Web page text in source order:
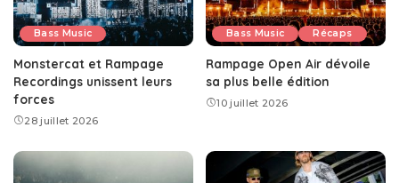
Bass Music
Monstercat et Rampage
Recordings unissent leurs
forces
28 juillet 2026
Bass Music Récaps
Rampage Open Air dévoile
sa plus belle édition
10 juillet 2026